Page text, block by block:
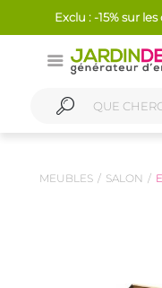
Exclu : -15% sur
MEUBLES SALON